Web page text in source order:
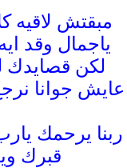
مبقتش لاقيه
ياجمال وقد
لكن قصايدك
عايش جوانا
ربنا يرحمك
قبرك